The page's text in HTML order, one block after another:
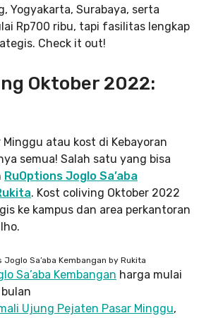
Yogyakarta, Surabaya, serta
Rp700 ribu, tapi fasilitas lengkap
Check it out!
Oktober 2022:
Minggu atau kost di Kebayoran
semua! Salah satu yang bisa
RuOptions Joglo Sa’aba
. Kost coliving Oktober 2022
ke kampus dan area perkantoran
Joglo Sa’aba Kembangan by Rukita
Sa’aba Kembangan harga mulai
Ujung Pejaten Pasar Minggu,